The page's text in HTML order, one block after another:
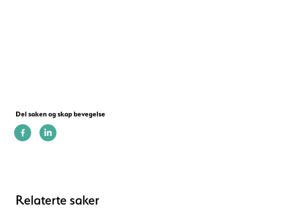
Del saken og skap bevegelse
Relaterte saker